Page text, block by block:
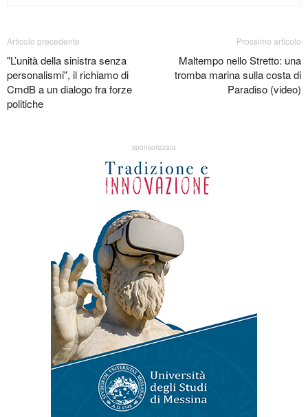
Articolo precedente
"L’unità della sinistra senza
personalismi", il richiamo di
CmdB a un dialogo fra forze
politiche
Prossimo articolo
Maltempo nello Stretto: una
tromba marina sulla costa di
Paradiso (video)
sponsorizzata